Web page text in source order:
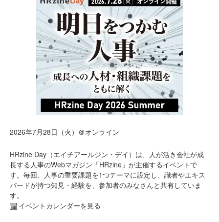
2026年7月28日（火）＠オンライン
HRzine Day（エイチアールジン・デイ）は、人が活き会社が成
長する人事のWebマガジン「HRzine」が主催するイベントで
す。毎回、人事の重要課題を1つテーマに設定し、識者やエキス
パードが持つ知見・経験を、参加者のみなさんと共有していま
す。
イベントカレンダーを見る